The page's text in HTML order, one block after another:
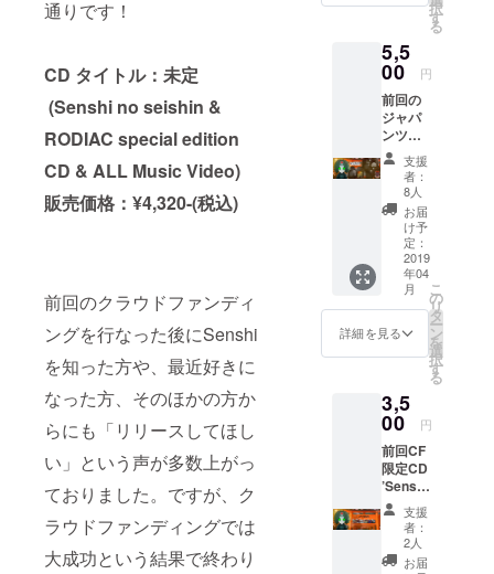
通りです！
CD タイトル：未定
(Senshi no seishin &
RODIAC special edition
CD & ALL Music Video)
販売価格：¥4,320-(税込)
前回のクラウドファンディ
ングを行なった後にSenshi
を知った方や、最近好きに
なった方、そのほかの方か
らにも「リリースしてほし
い」という声が多数上がっ
ておりました。ですが、ク
ラウドファンディングでは
大成功という結果で終わり
座いま
ださ
い。 ※
ライブ
終演後
バック
ステー
ジにて
meet&g
reetを
行いま
すので
当日ラ
イブに
参加さ
れる方
後係員
の指示
てくだ
さい。
また、
軽食を
ご用意
させて
頂きま
す。
CAMPF
IREにて
使用さ
れてい
るユー
ザーID
を使用
させて
頂きま
すので
ご了承
くださ
い。 ※
また特
定の人
喩する
お名前
反する
お名前
は掲載
をお断
りする
事が御
座いま
す、ご
注意く
ださ
) 50 70
20 L
(175CM
) 53 73
20 XL
(180CM
) 56 75
援時に
必ず備
考欄に
CDクレ
ジット
記載の
ご希望
前をご
記入く
記入が
ない場
合は
CAMPF
IREにて
使用さ
れてい
るユー
ザーID
を使用
(180CM
20
での作
る予定
です。
択
す
る
5,5
00 円
前回の
ジャパ
ンツ
アー
パー
カー再
販！
(パー
カー3種
類の中
から一
つ選択)
ボ
ディ：
GILDA
N88500
ズ：左
から身
幅 (CM)
身丈
(CM)裄
丈 (CM)
XS
(160CM
) 48 62
79 S
支援
者：
8人
お届
け予
定：
2019
年04
月
詳細を見る
こ
の
リ
タ
ー
ン
を
選
択
す
る
3,5
00 円
前回CF
限定CD
’Senshi
no
seishin’
再販！
(ジャ
支援
者：
2人
お届